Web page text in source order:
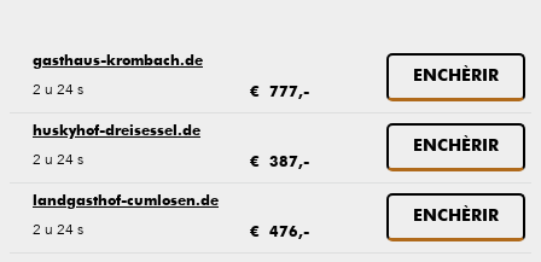
gasthaus-krombach.de
2 u 24 s € 777,-
ENCHÈRIR
huskyhof-dreisessel.de
2 u 24 s € 387,-
ENCHÈRIR
landgasthof-cumlosen.de
2 u 24 s € 476,-
ENCHÈRIR